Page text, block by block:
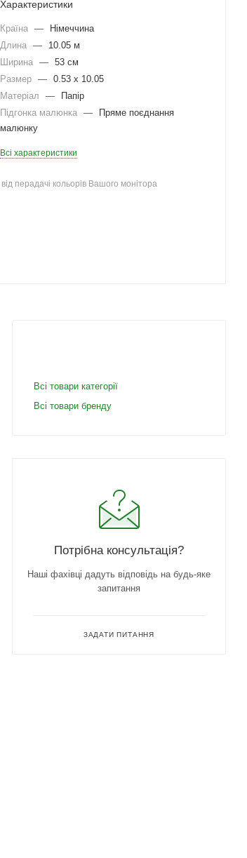
Характеристики
Країна —
Німеччина
Длина —
10.05 м
Ширина — 53 см
Размер — 0.53 x 10.05
Матеріал
—
Папір
Підгонка малюнка —
Пряме поєднання
малюнку
Всі характеристики
перадачі кольорів Вашого монітора
Всі товари категорії
Всі товари бренду
Потрібна консультація?
Наші фахівці дадуть відповідь на будь-яке
запитання
ЗАДАТИ ПИТАННЯ